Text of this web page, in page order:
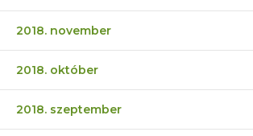
2018. november
2018. október
2018. szeptember